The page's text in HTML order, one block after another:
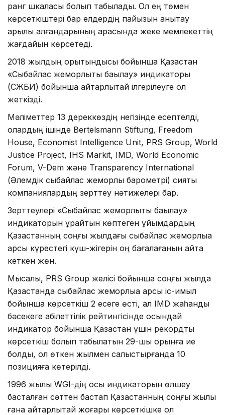
ранг шкаласы болып табылады. Ол ең төмен
көрсеткіштері бар елдердің пайызын анықтау
арқылы қалғандарының арасында жеке мемлекеттің
жағдайын көрсетеді.
2018 жылдың қорытындысы бойынша Қазақстан
«Сыбайлас жемқорлықты бақылау» индикаторы
(СЖБИ) бойынша айтарлықтай ілгерілеуге қол
жеткізді.
Мәліметтер 13 дереккөздің негізінде есептелді,
олардың ішінде Bertelsmann Stiftung, Freedom
House, Economist Intelligence Unit, PRS Group, World
Justice Project, IHS Markit, IMD, World Economic
Forum, V-Dem және Transparency International
(Әлемдік сыбайлас жемқорлық барометрі) сияқты
компаниялардың зерттеу нәтижелері бар.
Зерттеулері «Сыбайлас жемқорлықты бақылау»
индикаторын құрайтын көптеген ұйымдардың
Қазақстанның соңғы жылдағы сыбайлас жемқорлыққа
қарсы күрестегі күш-жігерін оң бағалағанын айта
кеткен жөн.
Мысалы, PRS Group желісі бойынша соңғы жылда
Қазақстанда сыбайлас жемқорлыққа қарсы іс-қимыл
бойынша көрсеткіш 2 есеге өсті, ал IMD жаһандық
бәсекеге қабілеттілік рейтингісінде осындай
индикатор бойынша Қазақстан үшін рекордтық
көрсеткіш болып табылатын 29-шы орынға ие
болды, ол өткен жылмен салыстырғанда 10
позицияға көтерілді.
1996 жылы WGI-дің осы индикаторын өлшеу
басталған сәттен бастап Қазақстанның соңғы жылы
ғана айтарлықтай жоғары көрсеткішке қол